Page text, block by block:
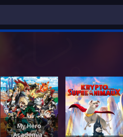
My Hero
Academia -